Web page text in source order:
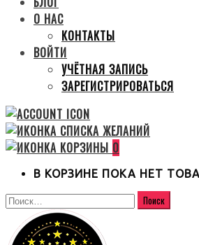
О НАС
КОНТАКТЫ
ВОЙТИ
УЧЁТНАЯ ЗАПИСЬ
ЗАРЕГИСТРИРОВАТЬСЯ
0
В КОРЗИНЕ ПОКА НЕТ